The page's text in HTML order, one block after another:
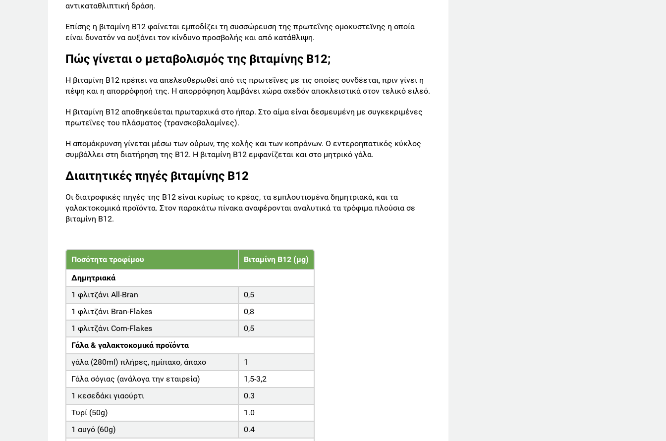
αντικαταθλιπτική δράση.
Επίσης η βιταμίνη Β12 φαίνεται εμποδίζει τη συσσώρευση της πρωτεΐνης ομοκυστεϊνης η οποία
είναι δυνατόν να αυξάνει τον κίνδυνο προσβολής και από κατάθλιψη.
Πώς γίνεται ο μεταβολισμός της βιταμίνης Β12;
Η βιταμίνη Β12 πρέπει να απελευθερωθεί από τις πρωτεΐνες με τις οποίες συνδέεται, πριν γίνει η
πέψη και η απορρόφησή της. Η απορρόφηση λαμβάνει χώρα σχεδόν αποκλειστικά στον τελικό ειλεό.
Η βιταμίνη Β12 αποθηκεύεται πρωταρχικά στο ήπαρ. Στο αίμα είναι δεσμευμένη με συγκεκριμένες
πρωτεΐνες του πλάσματος (τρανσκοβαλαμίνες).
Η απομάκρυνση γίνεται μέσω των ούρων, της χολής και των κοπράνων. Ο εντεροηπατικός κύκλος
συμβάλλει στη διατήρηση της Β12. Η βιταμίνη Β12 εμφανίζεται και στο μητρικό γάλα.
Διαιτητικές πηγές βιταμίνης Β12
Οι διατροφικές πηγές της Β12 είναι κυρίως το κρέας, τα εμπλουτισμένα δημητριακά, και τα
γαλακτοκομικά προϊόντα. Στον παρακάτω πίνακα αναφέρονται αναλυτικά τα τρόφιμα πλούσια σε
βιταμίνη Β12.
Ποσότητα τροφίμου
Βιταμίνη Β12 (μg)
Δημητριακά
1 φλιτζάνι Αll-Bran
0,5
1 φλιτζάνι Bran-Flakes
0,8
1 φλιτζάνι Corn-Flakes
0,5
Γάλα & γαλακτοκομικά προϊόντα
γάλα (280ml) πλήρες, ημίπαχο, άπαχο
1
Γάλα σόγιας (ανάλογα την εταιρεία)
1,5-3,2
1 κεσεδάκι γιαούρτι
0.3
Τυρί (50g)
1.0
1 αυγό (60g)
0.4